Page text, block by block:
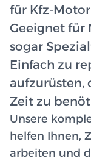
für Kfz-
Geeignet für
sogar
Einfach zu
aufzurüsten,
Zeit zu
Unsere
helfen Ihnen,
arbeiten und